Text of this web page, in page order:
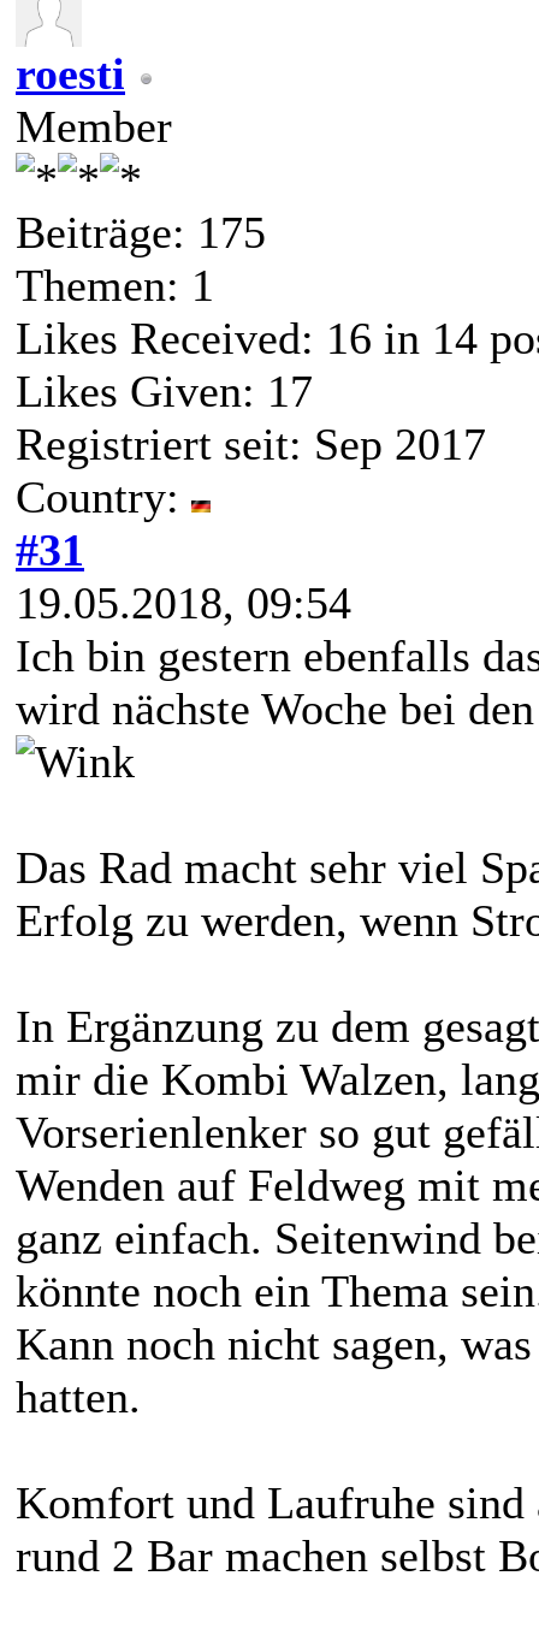
roesti
Member
Beiträge: 175
Themen: 1
Likes Received: 16 in 14
Likes Given: 17
Registriert seit: Sep 2017
Country:
#31
19.05.2018, 09:54
Ich bin gestern ebenfalls
wird nächste Woche bei
Das Rad macht sehr viel
Erfolg zu werden, wenn
In Ergänzung zu dem
mir die Kombi Walzen,
Vorserienlenker so gut
Wenden auf Feldweg mit
ganz einfach. Seitenwind
könnte noch ein Thema
Kann noch nicht sagen,
hatten.
Komfort und Laufruhe
rund 2 Bar machen selbst